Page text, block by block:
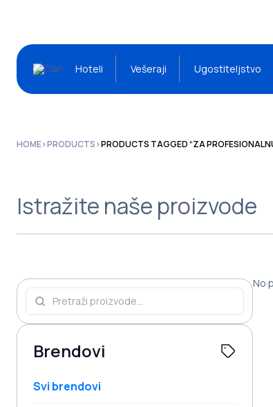
Hoteli Vešeraji Ugostiteljstvo
HOME>PRODUCTS>PRODUCTS TAGGED “ZA
Istražite naše proizvode
Brendovi
Svi brendovi
No